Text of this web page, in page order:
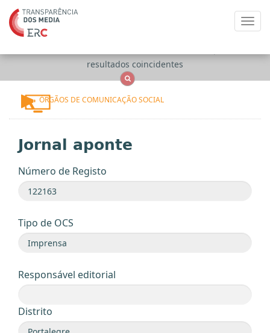
resultados coincidentes
ÓRGÃOS DE COMUNICAÇÃO SOCIAL
Jornal aponte
Número de Registo
Tipo de OCS
Responsável editorial
Distrito